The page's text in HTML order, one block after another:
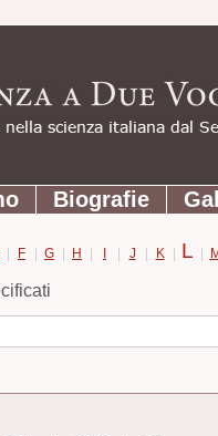
Biografie
| F | G | H | I | J | K | L |